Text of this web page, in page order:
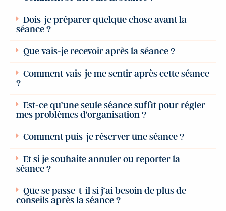
Dois-je préparer quelque chose avant la
séance ?
Que vais-je recevoir après la séance ?
Comment vais-je me sentir après cette séance
?
Est-ce qu’une seule séance suffit pour régler
mes problèmes d’organisation ?
Comment puis-je réserver une séance ?
Et si je souhaite annuler ou reporter la
séance ?
Que se passe-t-il si j’ai besoin de plus de
conseils après la séance ?